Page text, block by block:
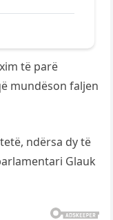
të parë
mundëson faljen
ndërsa dy të
Glauk